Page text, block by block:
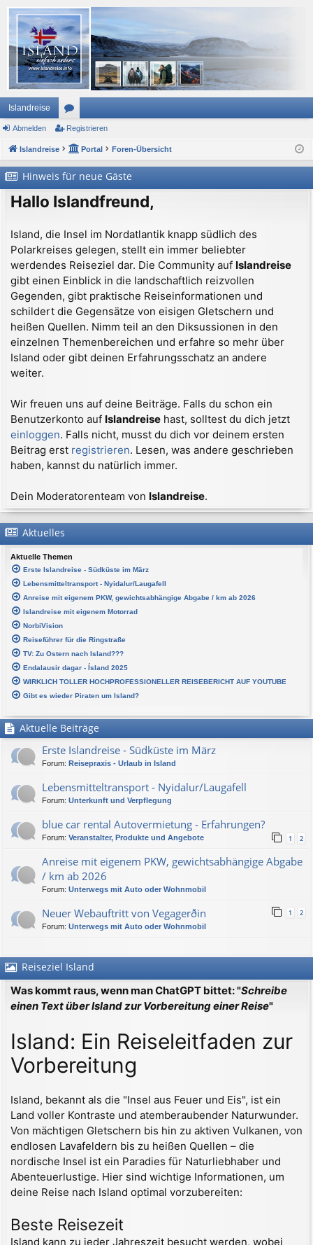
Islandreise
or
en
Abmelden Registrieren
Islandreise Portal Foren-Übersicht
Hinweis für neue Gäste
Hallo Islandfreund,
Island, die Insel im Nordatlantik knapp südlich des
Polarkreises gelegen, stellt ein immer beliebter
werdendes Reiseziel dar. Die Community auf Islandreise
gibt einen Einblick in die landschaftlich reizvollen
Gegenden, gibt praktische Reiseinformationen und
schildert die Gegensätze von eisigen Gletschern und
heißen Quellen. Nimm teil an den Diksussionen in den
einzelnen Themenbereichen und erfahre so mehr über
Island oder gibt deinen Erfahrungsschatz an andere
weiter.
Wir freuen uns auf deine Beiträge. Falls du schon ein
Benutzerkonto auf Islandreise hast, solltest du dich jetzt
einloggen. Falls nicht, musst du dich vor deinem ersten
Beitrag erst registrieren. Lesen, was andere geschrieben
haben, kannst du natürlich immer.
Dein Moderatorenteam von Islandreise.
Aktuelles
Aktuelle Themen
Erste Islandreise - Südküste im März
Lebensmitteltransport - Nyidalur/Laugafell
Anreise mit eigenem PKW, gewichtsabhängige Abgabe / km ab 2026
Islandreise mit eigenem Motorrad
NorbiVision
Reiseführer für die Ringstraße
TV: Zu Ostern nach Island???
Endalausir dagar - Ísland 2025
WIRKLICH TOLLER HOCHPROFESSIONELLER REISEBERICHT AUF YOUTUBE
Gibt es wieder Piraten um Island?
Aktuelle Beiträge
Erste Islandreise - Südküste im März
Forum: Reisepraxis - Urlaub in Island
Lebensmitteltransport - Nyidalur/Laugafell
Forum: Unterkunft und Verpflegung
blue car rental Autovermietung - Erfahrungen?
1 2
Forum: Veranstalter, Produkte und Angebote
Anreise mit eigenem PKW, gewichtsabhängige Abgabe
/ km ab 2026
Forum: Unterwegs mit Auto oder Wohnmobil
Neuer Webauftritt von Vegagerðin 1 2
Forum: Unterwegs mit Auto oder Wohnmobil
Reiseziel Island
Was kommt raus, wenn man ChatGPT bittet: "Schreibe
einen Text über Island zur Vorbereitung einer Reise"
Island: Ein Reiseleitfaden zur
Vorbereitung
Island, bekannt als die "Insel aus Feuer und Eis", ist ein
Land voller Kontraste und atemberaubender Naturwunder.
Von mächtigen Gletschern bis hin zu aktiven Vulkanen, von
endlosen Lavafeldern bis zu heißen Quellen – die
nordische Insel ist ein Paradies für Naturliebhaber und
Abenteuerlustige. Hier sind wichtige Informationen, um
deine Reise nach Island optimal vorzubereiten:
Beste Reisezeit
Island kann zu jeder Jahreszeit besucht werden, wobei